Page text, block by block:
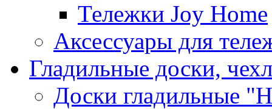
Тележки Joy Home
Аксессуары для
Гладильные доски,
Доски гладильные